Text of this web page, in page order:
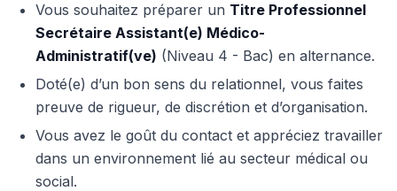
Vous souhaitez préparer un Titre Professionnel
Secrétaire Assistant(e) Médico-
Administratif(ve) (Niveau 4 - Bac) en alternance.
Doté(e) d’un bon sens du relationnel, vous faites
preuve de rigueur, de discrétion et d’organisation.
Vous avez le goût du contact et appréciez travailler
dans un environnement lié au secteur médical ou
social.